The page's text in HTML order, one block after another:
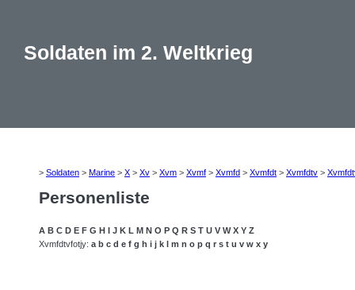
Soldaten im 2. Weltkrieg
> Soldaten > Marine > X > Xv > Xvm > Xvmf > Xvmfd > Xvmfdt > Xvmfdtv >
Personenliste
A B C D E F G H I J K L M N O P Q R S T U V W X Y Z
Xvmfdtvfotjy: a b c d e f g h i j k l m n o p q r s t u v w x y